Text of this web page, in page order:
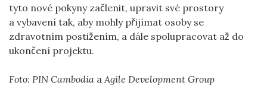
tyto nové pokyny začlenit, upravit své prostory
a vybavení tak, aby mohly přijímat osoby se
zdravotním postižením, a dále spolupracovat až do
ukončení projektu.
Foto: PIN Cambodia a Agile Development Group